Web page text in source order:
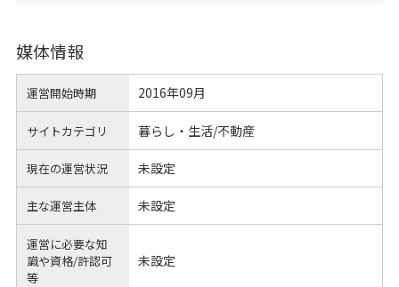
媒体情報
運営開始時期 2016年09月
サイトカテゴリ 暮らし・生活/不動産
現在の運営状況 未設定
主な運営主体 未設定
運営に必要な知
識や資格/許認可
等
未設定